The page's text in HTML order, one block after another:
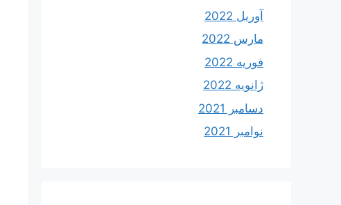
آوریل 2022
مارس 2022
فوریه 2022
ژانویه 2022
دسامبر 2021
نوامبر 2021